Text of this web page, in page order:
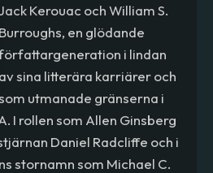
Kerouac och William S.
Burroughs, en glödande
i lindan
av sina litterära karriärer och
utmanade gränserna i
I rollen som Allen Ginsberg
Daniel Radcliffe och i
stornamn som Michael C.